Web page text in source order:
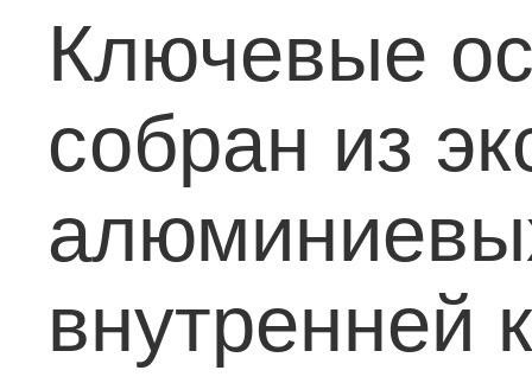
Ключевые
собран из
внутренней